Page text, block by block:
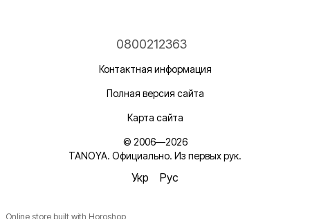
0800212363
Контактная информация
Полная версия сайта
Карта сайта
© 2006—2026
TANOYA. Официально. Из первых рук.
Укр Рус
Online store built with Horoshop